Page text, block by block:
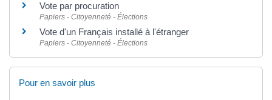
Vote par procuration
Papiers - Citoyenneté - Élections
Vote d'un Français installé à l'étranger
Papiers - Citoyenneté - Élections
Pour en savoir plus